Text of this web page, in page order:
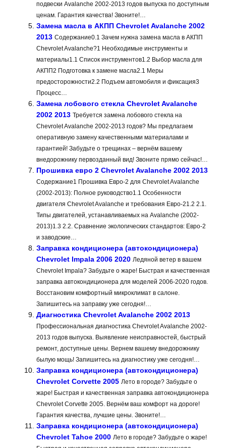
подвески Avalanche 2002-2013 годов выпуска по доступным
ценам. Гарантия качества! Звоните!…
Замена масла в АКПП Chevrolet Avalanche 2002
2013 Содержание0.1 Зачем нужна замена масла в АКПП
Chevrolet Avalanche?1 Необходимые инструменты и
материалы1.1 Список инструментов1.2 Выбор масла для
АКПП2 Подготовка к замене масла2.1 Меры
предосторожности2.2 Подъем автомобиля и фиксация3
Процесс…
Замена лобового стекла Chevrolet Avalanche
2002 2013 Требуется замена лобового стекла на
Chevrolet Avalanche 2002-2013 годов? Мы предлагаем
оперативную замену качественными материалами и
гарантией! Забудьте о трещинах – вернём вашему
внедорожнику первозданный вид! Звоните прямо сейчас!…
Прошивка евро 2 Chevrolet Avalanche 2002 2013
Содержание1 Прошивка Евро-2 для Chevrolet Avalanche
(2002-2013): Полное руководство1.1 Особенности
двигателя Chevrolet Avalanche и требования Евро-21.2 2.1.
Типы двигателей, устанавливаемых на Avalanche (2002-
2013)1.3 2.2. Сравнение экологических стандартов: Евро-2
и заводские…
Заправка кондиционера (автокондиционера)
Chevrolet Impala 2006 2020 Ледяной ветер в вашем
Chevrolet Impala? Забудьте о жаре! Быстрая и качественная
заправка автокондиционера для моделей 2006-2020 годов.
Восстановим комфортный микроклимат в салоне.
Запишитесь на заправку уже сегодня!…
Диагностика Chevrolet Avalanche 2002 2013
Профессиональная диагностика Chevrolet Avalanche 2002-
2013 годов выпуска. Выявление неисправностей, быстрый
ремонт, доступные цены. Вернем вашему внедорожнику
былую мощь! Запишитесь на диагностику уже сегодня!…
Заправка кондиционера (автокондиционера)
Chevrolet Corvette 2005 Лето в городе? Забудьте о
жаре! Быстрая и качественная заправка автокондиционера
Chevrolet Corvette 2005. Вернём ваш комфорт на дороге!
Гарантия качества, лучшие цены. Звоните!…
Заправка кондиционера (автокондиционера)
Chevrolet Tahoe 2000 Лето в городе? Забудьте о жаре!